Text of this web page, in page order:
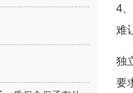
4
难
独
要